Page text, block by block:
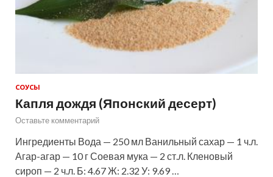
СОУСЫ
Капля дождя (Японский десерт)
Оставьте комментарий
Ингредиенты Вода — 250 мл Ванильный сахар — 1 ч.л.
Агар-агар — 10 г Соевая мука — 2 ст.л. Кленовый
сироп — 2 ч.л. Б: 4.67 Ж: 2.32 У: 9.69 …